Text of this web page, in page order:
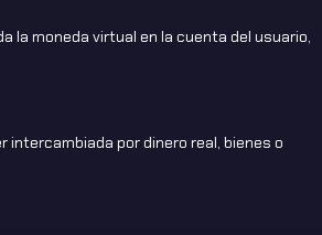
la moneda virtual en la cuenta del usuario,
intercambiada por dinero real, bienes o